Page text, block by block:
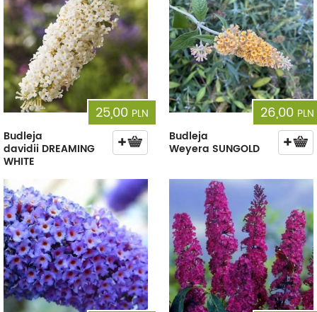
25,00 PLN
Budleja
davidii DREAMING
WHITE
26,00 PLN
Budleja
Weyera SUNGOLD